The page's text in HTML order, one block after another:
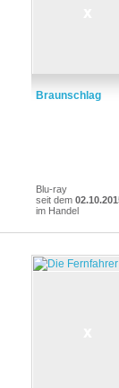
Braunschlag
Blu-ray
seit dem
im Handel